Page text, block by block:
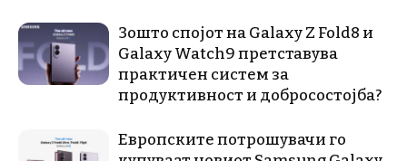
Зошто спојот на Galaxy Z Fold8 и
Galaxy Watch9 претставува
практичен систем за
продуктивност и добросостојба?
Европските потрошувачи го